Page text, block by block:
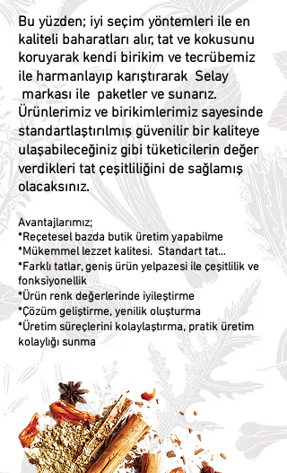
Bu yüzden; iyi seçim yöntemleri ile en
kaliteli baharatları alır, tat ve kokusunu
koruyarak kendi birikim ve tecrübemiz
ile harmanlayıp karıştırarak Selay
markası ile paketler ve sunarız.
Ürünlerimiz ve birikimlerimiz sayesinde
standartlaştırılmış güvenilir bir kaliteye
ulaşabileceğiniz gibi tüketicilerin değer
verdikleri tat çeşitliliğini de sağlamış
olacaksınız.
Avantajlarımız;
*Reçetesel bazda butik üretim yapabilme
*Mükemmel lezzet kalitesi. Standart tat…
*Farklı tatlar, geniş ürün yelpazesi ile çeşitlilik ve
fonksiyonellik
*Ürün renk değerlerinde iyileştirme
*Çözüm geliştirme, yenilik oluşturma
*Üretim süreçlerini kolaylaştırma, pratik üretim
kolaylığı sunma